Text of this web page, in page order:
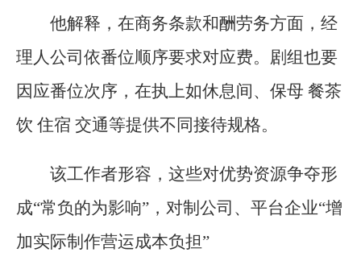
他解释，在商务条款和酬劳务方面，经
理人公司依番位顺序要求对应费。剧组也要
因应番位次序，在执上如休息间、保母 餐茶
饮 住宿 交通等提供不同接待规格。
该工作者形容，这些对优势资源争夺形
成“常负的为影响”，对制公司、平台企业“增
加实际制作营运成本负担”